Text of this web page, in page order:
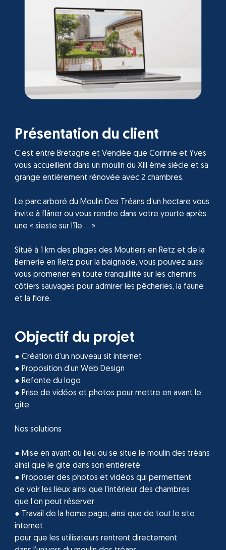
Présentation du client
C’est entre Bretagne et Vendée que Corinne et Yves
vous accueillent dans un moulin du XIII ème siècle et sa
grange entièrement rénovée avec 2 chambres.
Le parc arboré du Moulin Des Tréans d’un hectare vous
invite à flâner ou vous rendre dans votre yourte après
une « sieste sur l’île … »
Situé à 1 km des plages des Moutiers en Retz et de la
Bernerie en Retz pour la baignade, vous pouvez aussi
vous promener en toute tranquillité sur les chemins
côtiers sauvages pour admirer les pêcheries, la faune
et la flore.
Objectif du projet
● Création d’un nouveau sit internet
● Proposition d’un Web Design
● Refonte du logo
● Prise de vidéos et photos pour mettre en avant le
gite
Nos solutions
● Mise en avant du lieu ou se situe le moulin des tréans
ainsi que le gite dans son entièreté
● Proposer des photos et vidéos qui permettent
de voir les lieux ainsi que l’intérieur des chambres
que l’on peut réserver
● Travail de la home page, ainsi que de tout le site
internet
pour que les utilisateurs rentrent directement